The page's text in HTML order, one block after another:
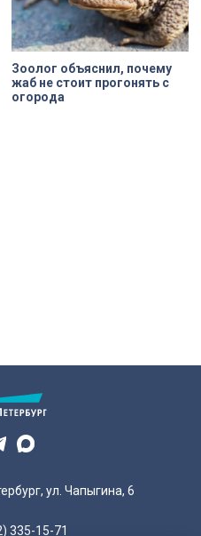
Зоолог объяснил, почему
жаб не стоит прогонять с
огорода
ул. Чапыгина, 6
335-15-71